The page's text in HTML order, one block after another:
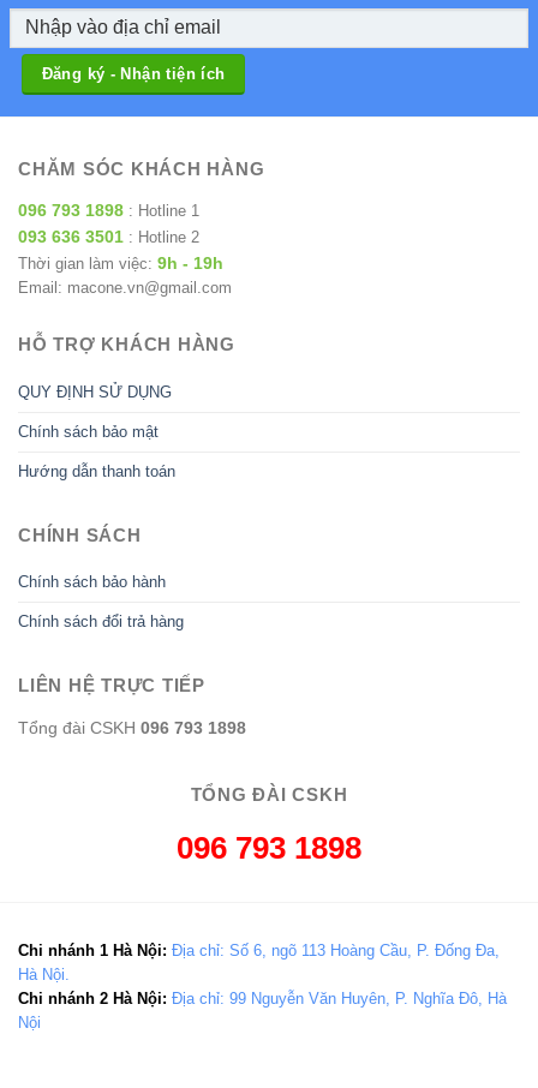
CHĂM SÓC KHÁCH HÀNG
096 793 1898 : Hotline 1
093 636 3501 : Hotline 2
Thời gian làm việc: 9h - 19h
Email: macone.vn@gmail.com
HỖ TRỢ KHÁCH HÀNG
QUY ĐỊNH SỬ DỤNG
Chính sách bảo mật
Hướng dẫn thanh toán
CHÍNH SÁCH
Chính sách bảo hành
Chính sách đổi trả hàng
LIÊN HỆ TRỰC TIẾP
Tổng đài CSKH 096 793 1898
TỔNG ĐÀI CSKH
096 793 1898
Chi nhánh 1 Hà Nội: Địa chỉ: Số 6, ngõ 113 Hoàng Cầu, P. Đống Đa,
Hà Nội.
Chi nhánh 2 Hà Nội: Địa chỉ: 99 Nguyễn Văn Huyên, P. Nghĩa Đô, Hà
Nội